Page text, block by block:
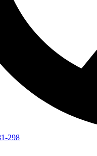
298